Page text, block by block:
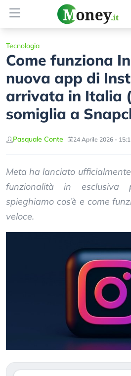
Tecnologia
Come funziona
nuova app di
arrivata in Italia
somiglia a
Pasquale Conte 24 Aprile 2026 -
Meta ha lanciato
funzionalità in esclusiva
spieghiamo cos’è e come
veloce.